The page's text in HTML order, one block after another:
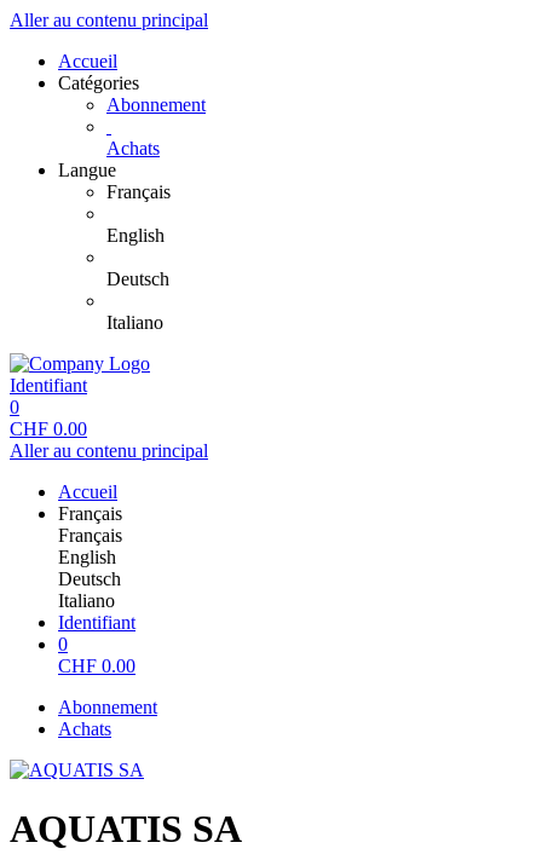
Aller au contenu principal
Accueil
Catégories
Abonnement
Achats
Langue
Français
English
Deutsch
Italiano
Identifiant
0
CHF 0.00
Aller au contenu principal
Accueil
Français
Français
English
Deutsch
Italiano
Identifiant
0
CHF 0.00
Abonnement
Achats
AQUATIS SA